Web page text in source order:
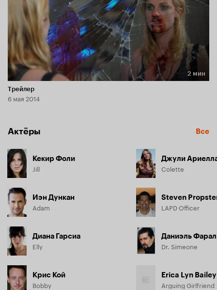
Длительность 2 мин
2 мин
Трейлер
6 мая 2014
Актёры Все
Кекир Фоли
Jill
Иэн Дункан
Adam
Диана Гарсиа
Elly
Крис Кой
Bobby
Джули
Colette
Steven
LAPD Officer
Даниэль
Dr. Simeone
Erica Lyn Bailey
Arguing Girlfriend